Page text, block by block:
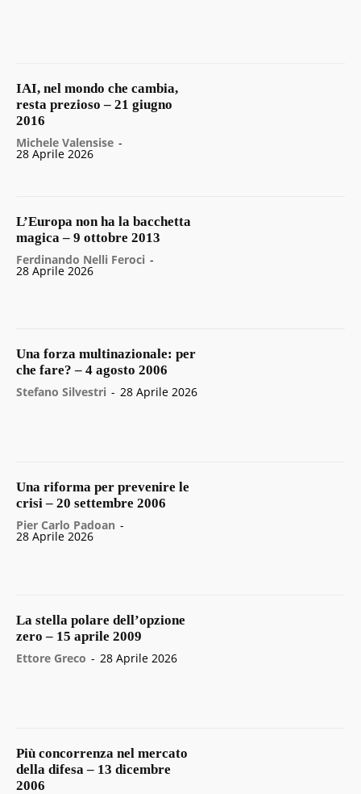
IAI, nel mondo che cambia,
resta prezioso – 21 giugno
2016
Michele Valensise -
28 Aprile 2026
L’Europa non ha la bacchetta
magica – 9 ottobre 2013
Ferdinando Nelli Feroci -
28 Aprile 2026
Una forza multinazionale: per
che fare? – 4 agosto 2006
Stefano Silvestri - 28 Aprile 2026
Una riforma per prevenire le
crisi – 20 settembre 2006
Pier Carlo Padoan -
28 Aprile 2026
La stella polare dell’opzione
zero – 15 aprile 2009
Ettore Greco - 28 Aprile 2026
Più concorrenza nel mercato
della difesa – 13 dicembre
2006